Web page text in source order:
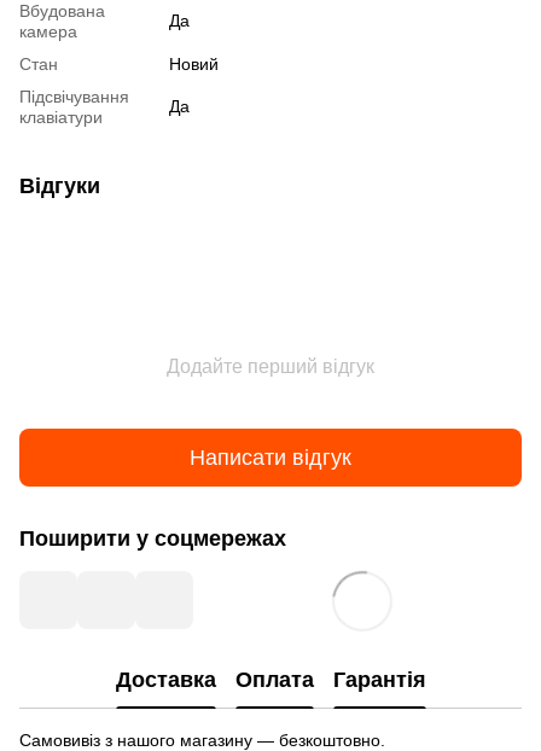
Вбудована
камера
Да
Стан
Новий
Підсвічування
клавіатури
Да
Відгуки
Додайте перший відгук
Написати відгук
Поширити у соцмережах
Доставка Оплата Гарантія
Самовивіз з нашого магазину — безкоштовно.